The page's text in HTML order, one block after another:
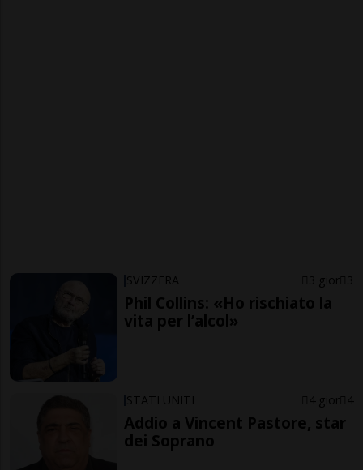
SVIZZERA 3 gior 3
Phil Collins: «Ho rischiato la
vita per l’alcol»
STATI UNITI 4 gior 4
Addio a Vincent Pastore, star
dei Soprano